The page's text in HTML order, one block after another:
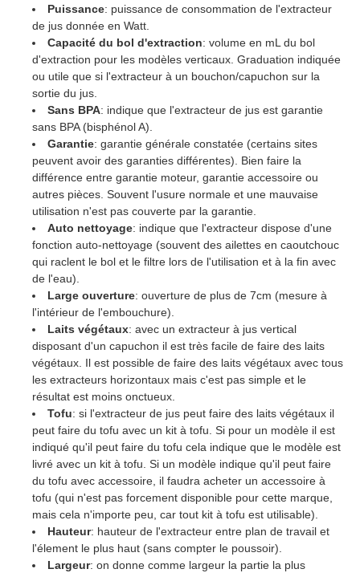
Puissance: puissance de consommation de l'extracteur
de jus donnée en Watt.
Capacité du bol d'extraction: volume en mL du bol
d'extraction pour les modèles verticaux. Graduation indiquée
ou utile que si l'extracteur à un bouchon/capuchon sur la
sortie du jus.
Sans BPA: indique que l'extracteur de jus est garantie
sans BPA (bisphénol A).
Garantie: garantie générale constatée (certains sites
peuvent avoir des garanties différentes). Bien faire la
différence entre garantie moteur, garantie accessoire ou
autres pièces. Souvent l'usure normale et une mauvaise
utilisation n'est pas couverte par la garantie.
Auto nettoyage: indique que l'extracteur dispose d'une
fonction auto-nettoyage (souvent des ailettes en caoutchouc
qui raclent le bol et le filtre lors de l'utilisation et à la fin avec
de l'eau).
Large ouverture: ouverture de plus de 7cm (mesure à
l'intérieur de l'embouchure).
Laits végétaux: avec un extracteur à jus vertical
disposant d'un capuchon il est très facile de faire des laits
végétaux. Il est possible de faire des laits végétaux avec tous
les extracteurs horizontaux mais c'est pas simple et le
résultat est moins onctueux.
Tofu: si l'extracteur de jus peut faire des laits végétaux il
peut faire du tofu avec un kit à tofu. Si pour un modèle il est
indiqué qu'il peut faire du tofu cela indique que le modèle est
livré avec un kit à tofu. Si un modèle indique qu'il peut faire
du tofu avec accessoire, il faudra acheter un accessoire à
tofu (qui n'est pas forcement disponible pour cette marque,
mais cela n'importe peu, car tout kit à tofu est utilisable).
Hauteur: hauteur de l'extracteur entre plan de travail et
l'élement le plus haut (sans compter le poussoir).
Largeur: on donne comme largeur la partie la plus